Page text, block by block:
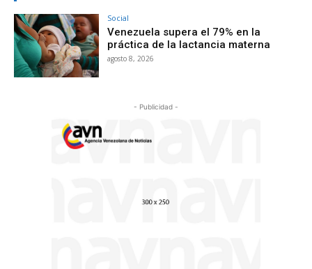
Social
Venezuela supera el 79% en la
práctica de la lactancia materna
agosto 8, 2026
- Publicidad -